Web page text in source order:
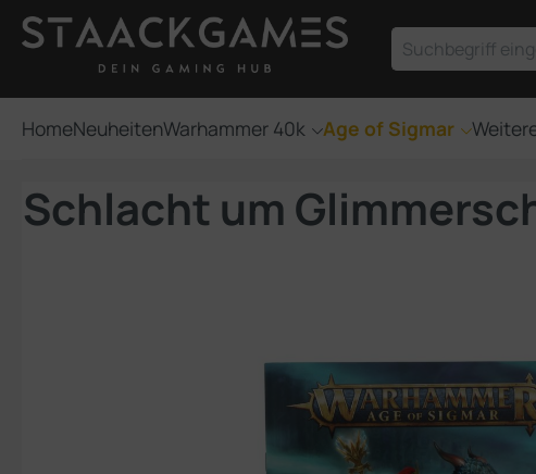
Hauptinhalt springen
Zur Suche springen
HomeNeuheitenWarhammer 40k Age of Sigmar
Schlacht um